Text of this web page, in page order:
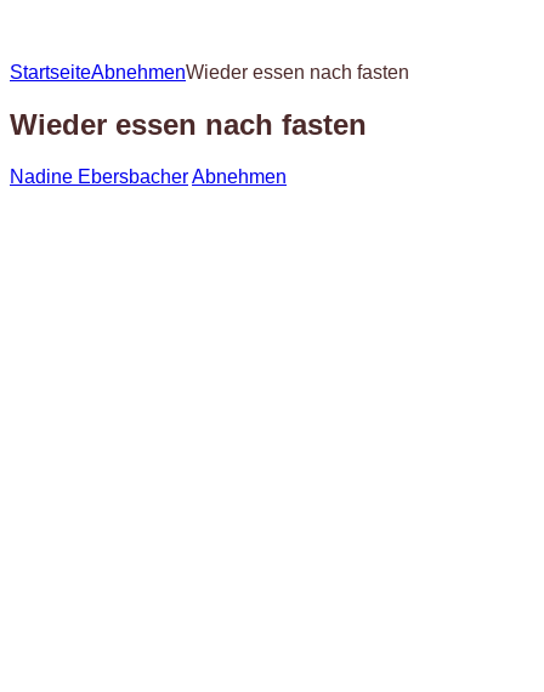
StartseiteAbnehmenWieder essen nach fasten
Wieder essen nach fasten
Nadine EbersbacherAbnehmen